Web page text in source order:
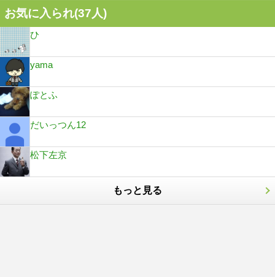
お気に入られ(37人)
ひ
yama
ぽとふ
だいっつん12
松下左京
もっと見る